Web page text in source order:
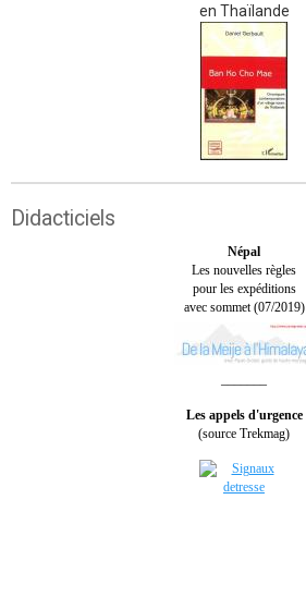
en Thaïlande
Didacticiels
Népal
Les nouvelles règles
pour les expéditions
avec sommet (07/2019)
Les appels d'urgence
(source Trekmag)